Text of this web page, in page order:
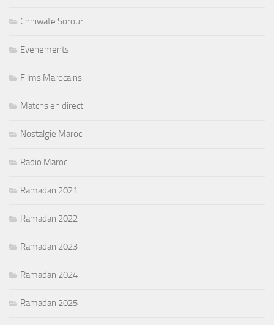
Chhiwate Sorour
Evenements
Films Marocains
Matchs en direct
Nostalgie Maroc
Radio Maroc
Ramadan 2021
Ramadan 2022
Ramadan 2023
Ramadan 2024
Ramadan 2025